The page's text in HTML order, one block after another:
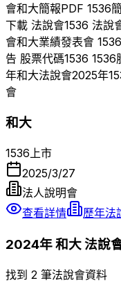
會和大簡報PDF 1536
下載 法說會1536 法說
會和大業績發表會 1536
告 股票代碼1536 1536
年和大法說會2025年
會
和大
1536上市
2025/3/27
法人說明會
查看詳情
歷年法
2024年和大法說
找到 2 筆法說會資料